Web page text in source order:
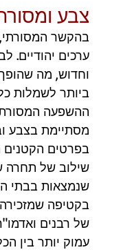
צבע
בהקשר
ערכים יהודיים.
וחדוש, מה
ביותר לשמלות
ההשפעה
מסתיימת בצבע
בפרטים הקטנים
שילוב של תחרה
שנמצאות בבתי
בקטיפה
של רבנים
עמוק יותר בין